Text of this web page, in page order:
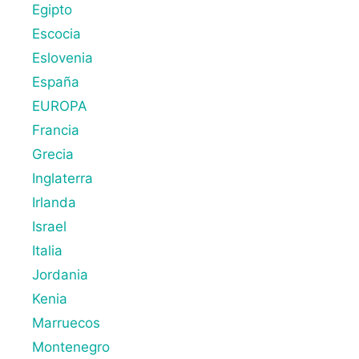
Egipto
Escocia
Eslovenia
España
EUROPA
Francia
Grecia
Inglaterra
Irlanda
Israel
Italia
Jordania
Kenia
Marruecos
Montenegro